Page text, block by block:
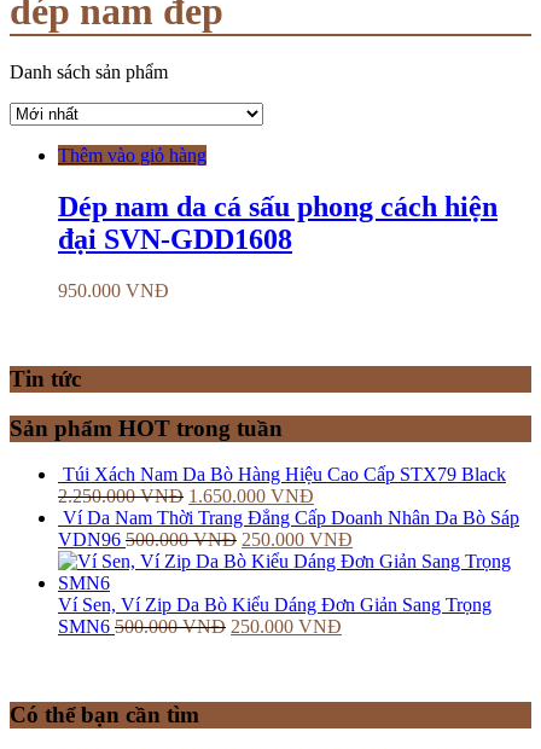
dép nam đep
Danh sách sản phẩm
Thêm vào giỏ hàng
Dép nam da cá sấu phong cách hiện
đại SVN-GDD1608
950.000 VNĐ
Tin tức
Sản phẩm HOT trong tuần
Túi Xách Nam Da Bò Hàng Hiệu Cao Cấp STX79 Black
2.250.000VNĐ 1.650.000 VNĐ
Ví Da Nam Thời Trang Đẳng Cấp Doanh Nhân Da Bò Sáp
VDN96 500.000VNĐ 250.000 VNĐ
Ví Sen, Ví Zip Da Bò Kiểu Dáng Đơn Giản Sang Trọng
SMN6 500.000VNĐ 250.000 VNĐ
Có thể bạn cần tìm